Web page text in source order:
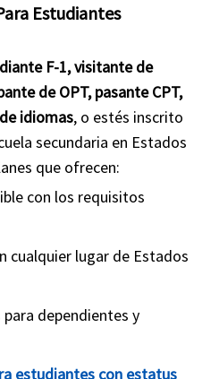
Estudiantes
F-1, visitante de
de OPT, pasante CPT,
idiomas, o estés inscrito
secundaria en Estados
que ofrecen:
con los requisitos
cualquier lugar de Estados
dependientes y
estudiantes con estatus